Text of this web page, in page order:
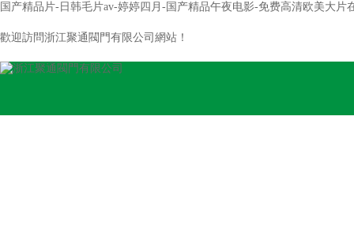
国产精品片-日韩毛片av-婷婷四月-国产精品午夜电影-免费高清欧美大
歡迎訪問浙江聚通閥門有限公司網站！